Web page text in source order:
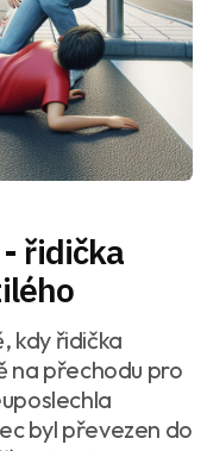
řidička
kdy řidička
na přechodu pro
byl převezen do